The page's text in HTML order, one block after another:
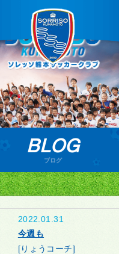
BLOG
ブログ
2022.01.31
今週も
[りょうコーチ]